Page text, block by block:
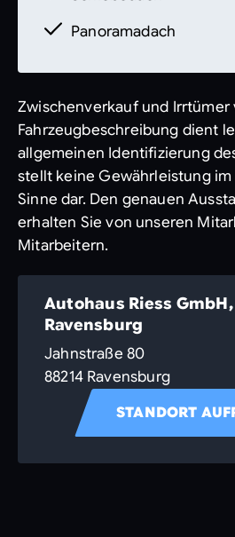
Panoramadach
Zwischenverkauf und Irrtümer
Fahrzeugbeschreibung dient
allgemeinen Identifizierung
stellt keine Gewährleistung
Sinne dar. Den genauen
erhalten Sie von unseren
Mitarbeitern.
Autohaus Riess
Ravensburg
Jahnstraße 80
88214 Ravensburg
STANDORT